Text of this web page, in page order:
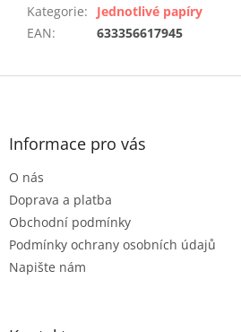
Kategorie:
Jednotlivé papíry
EAN: 633356617945
Z
Informace pro vás
O nás
Doprava a platba
Obchodní podmínky
Podmínky ochrany osobních údajů
Napište nám